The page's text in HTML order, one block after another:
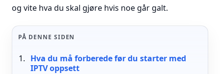
og vite hva du skal gjøre hvis noe går galt.
PÅ DENNE SIDEN
Hva du må forberede før du starter med
IPTV oppsett